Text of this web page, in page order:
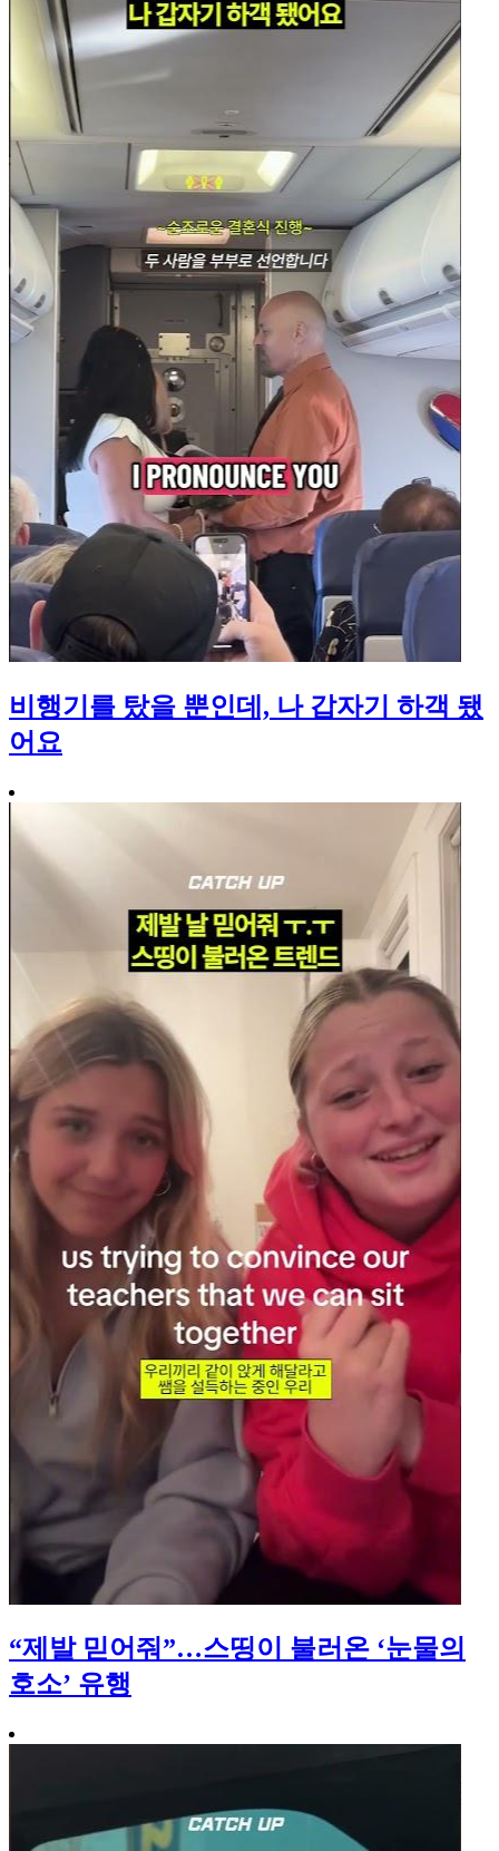
비행기를 탔을 뿐인데, 나 갑자기 하객 됐
어요
“제발 믿어줘”…스띵이 불러온 ‘눈물의
호소’ 유행